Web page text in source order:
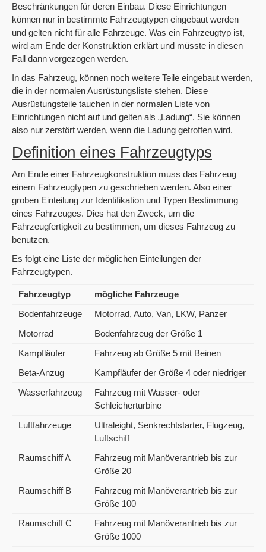
Beschränkungen für deren Einbau. Diese Einrichtungen
können nur in bestimmte Fahrzeugtypen eingebaut werden
und gelten nicht für alle Fahrzeuge. Was ein Fahrzeugtyp ist,
wird am Ende der Konstruktion erklärt und müsste in diesen
Fall dann vorgezogen werden.
In das Fahrzeug, können noch weitere Teile eingebaut werden,
die in der normalen Ausrüstungsliste stehen. Diese
Ausrüstungsteile tauchen in der normalen Liste von
Einrichtungen nicht auf und gelten als „Ladung“. Sie können
also nur zerstört werden, wenn die Ladung getroffen wird.
Definition eines Fahrzeugtyps
Am Ende einer Fahrzeugkonstruktion muss das Fahrzeug
einem Fahrzeugtypen zu geschrieben werden. Also einer
groben Einteilung zur Identifikation und Typen Bestimmung
eines Fahrzeuges. Dies hat den Zweck, um die
Fahrzeugfertigkeit zu bestimmen, um dieses Fahrzeug zu
benutzen.
Es folgt eine Liste der möglichen Einteilungen der
Fahrzeugtypen.
Fahrzeugtyp
mögliche Fahrzeuge
Bodenfahrzeuge
Motorrad, Auto, Van, LKW, Panzer
Motorrad
Bodenfahrzeug der Größe 1
Kampfläufer
Fahrzeug ab Größe 5 mit Beinen
Beta-Anzug
Kampfläufer der Größe 4 oder niedriger
Wasserfahrzeug
Fahrzeug mit Wasser- oder
Schleicherturbine
Luftfahrzeuge
Ultraleight, Senkrechtstarter, Flugzeug,
Luftschiff
Raumschiff A
Fahrzeug mit Manöverantrieb bis zur
Größe 20
Raumschiff B
Fahrzeug mit Manöverantrieb bis zur
Größe 100
Raumschiff C
Fahrzeug mit Manöverantrieb bis zur
Größe 1000